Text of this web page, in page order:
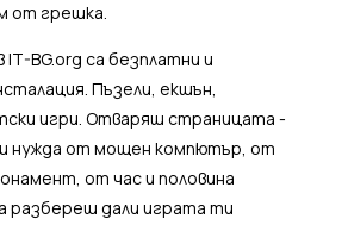
от грешка.
BG.org са безплатни и
Пъзели, екшън,
игри. Отваряш страницата -
нужда от мощен компютър, от
от час и половина
разбереш дали играта ти